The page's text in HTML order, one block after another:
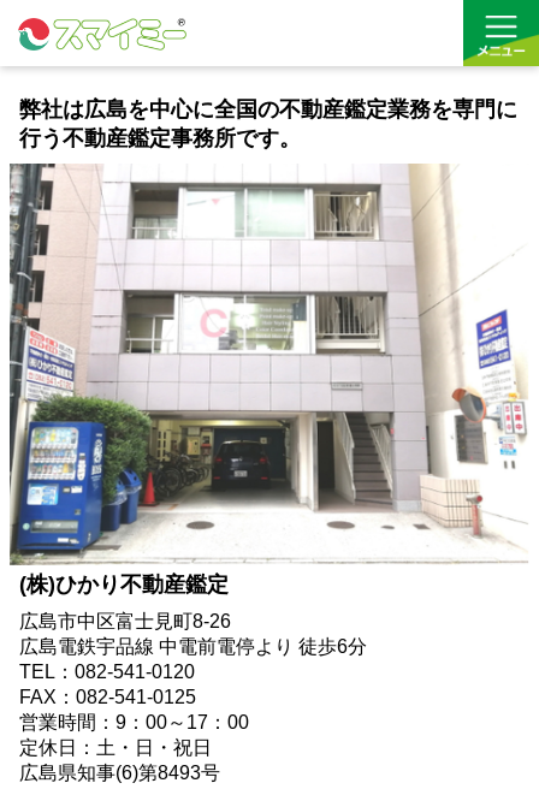
借りる
買う
お気に入り
弊社は広島を中心に全国の不動産鑑定業務を専門に
行う不動産鑑定事務所です。
(株)ひかり不動産鑑定
広島市中区富士見町8-26
広島電鉄宇品線 中電前電停より 徒歩6分
TEL：082-541-0120
FAX：082-541-0125
営業時間：9：00～17：00
定休日：土・日・祝日
広島県知事(6)第8493号